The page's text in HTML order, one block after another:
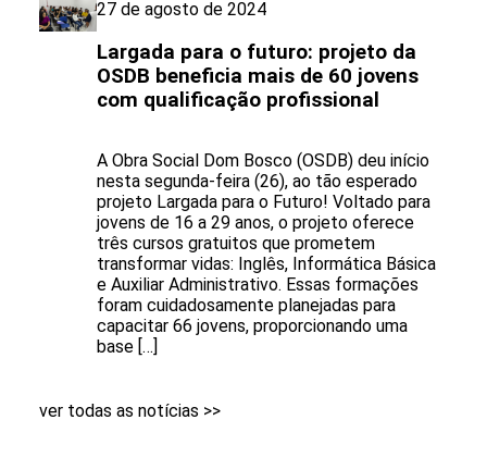
27 de agosto de 2024
Largada para o futuro: projeto da
OSDB beneficia mais de 60 jovens
com qualificação profissional
A Obra Social Dom Bosco (OSDB) deu início
nesta segunda-feira (26), ao tão esperado
projeto Largada para o Futuro! Voltado para
jovens de 16 a 29 anos, o projeto oferece
três cursos gratuitos que prometem
transformar vidas: Inglês, Informática Básica
e Auxiliar Administrativo. Essas formações
foram cuidadosamente planejadas para
capacitar 66 jovens, proporcionando uma
base […]
ver todas as notícias >>